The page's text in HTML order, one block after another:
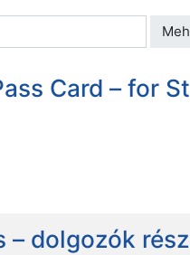
Card – for
– dolgozók